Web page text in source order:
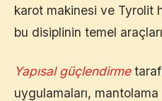
karot makinesi ve Tyrolit
bu disiplinin temel
Yapısal güçlendirme
uygulamaları, mantolama